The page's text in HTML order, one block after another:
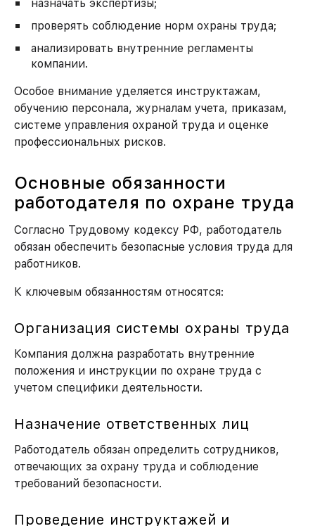
назначать экспертизы;
проверять соблюдение норм охраны труда;
анализировать внутренние регламенты
компании.
Особое внимание уделяется инструктажам,
обучению персонала, журналам учета, приказам,
системе управления охраной труда и оценке
профессиональных рисков.
Основные обязанности
работодателя по охране труда
Согласно Трудовому кодексу РФ, работодатель
обязан обеспечить безопасные условия труда для
работников.
К ключевым обязанностям относятся:
Организация системы охраны труда
Компания должна разработать внутренние
положения и инструкции по охране труда с
учетом специфики деятельности.
Назначение ответственных лиц
Работодатель обязан определить сотрудников,
отвечающих за охрану труда и соблюдение
требований безопасности.
Проведение инструктажей и
Номер моб. телефона